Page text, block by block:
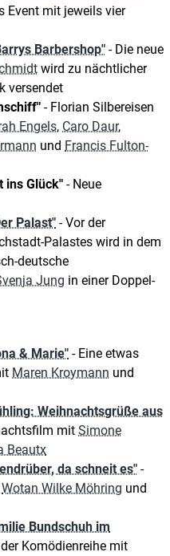
Event mit jeweils vier
Barbershop" - Die neue
wird zu nächtlicher
versendet
- Florian Silbereisen
Engels, Caro Daur,
und Francis Fulton-
ins Glück" - Neue
Palast" - Vor der
Palastes wird in dem
deutsche
Jung in einer Doppel-
& Marie" - Eine etwas
Maren Kroymann und
Weihnachtsgrüße aus
mit Simone
Beautx
da schneit es" -
Wotan Wilke Möhring und
Bundschuh im
Komödienreihe mit